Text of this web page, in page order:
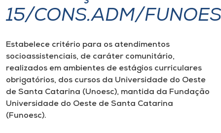
I.nova
Diplomados
Cultura
CPA
15/CONS.ADM/
Estabelece critério para os atendimentos
socioassistenciais, de caráter comunitário,
realizados em ambientes de estágios curriculares
obrigatórios, dos cursos da Universidade do Oeste
de Santa Catarina (Unoesc), mantida da Fundação
Universidade do Oeste de Santa Catarina
(Funoesc).